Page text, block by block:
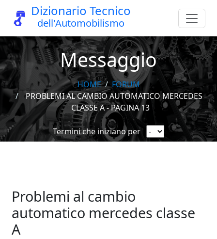
Dizionario Tecnico
dell'Automobilismo
Messaggio
HOME
FORUM
PROBLEMI AL CAMBIO AUTOMATICO MERCEDES
CLASSE A - PAGINA 13
Termini che iniziano per
Problemi al cambio
automatico mercedes classe
A